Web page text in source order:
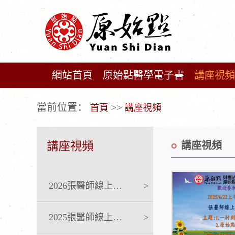
網站首頁 原始點醫學電子書 講座視頻
當前位置： 首頁 >> 講座視頻
講座視頻
2026張醫師線上課程 >
2025張醫師線上課程 >
講座視頻